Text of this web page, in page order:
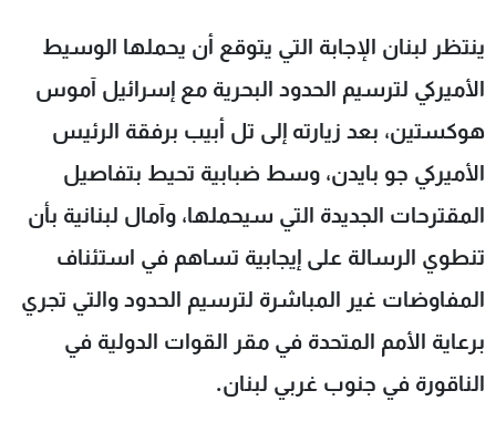
ينتظر لبنان الإجابة التي يتوقع أن يحملها الوسيط
الأميركي لترسيم الحدود البحرية مع إسرائيل آموس
هوكستين، بعد زيارته إلى تل أبيب برفقة الرئيس
الأميركي جو بايدن، وسط ضبابية تحيط بتفاصيل
المقترحات الجديدة التي سيحملها، وآمال لبنانية بأن
تنطوي الرسالة على إيجابية تساهم في استئناف
المفاوضات غير المباشرة لترسيم الحدود والتي تجري
برعاية الأمم المتحدة في مقر القوات الدولية في
الناقورة في جنوب غربي لبنان.
عن MTV
الإنـتـاج
لاعلاناتكم
وظائف
تواصل معنا
شروط الإسـتخدام
سياسة الخصوصية